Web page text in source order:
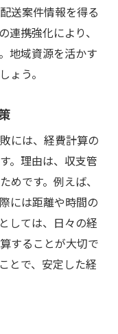
送案件情報を得る
連携強化により、
地域資源を活かす
ょう。
には、経費計算の
。理由は、収支管
めです。例えば、
には距離や時間の
しては、日々の経
することが大切で
とで、安定した経